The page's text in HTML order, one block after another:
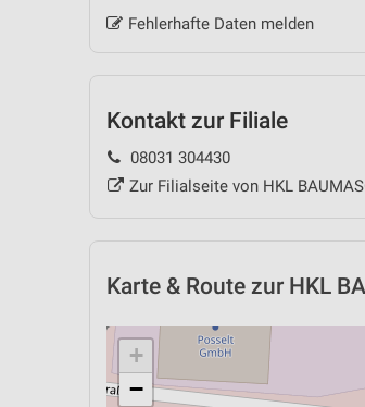
Fehlerhafte Daten melden
Kontakt zur Filiale
08031 304430
Zur Filialseite von HKL
Karte & Route zur HKL
+
−